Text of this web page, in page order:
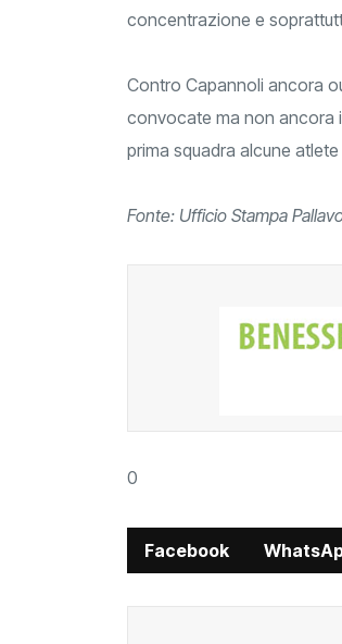
concentrazione e
Contro Capannoli ancora
convocate ma non ancora
prima squadra alcune
Fonte: Ufficio Stampa
0
Facebook